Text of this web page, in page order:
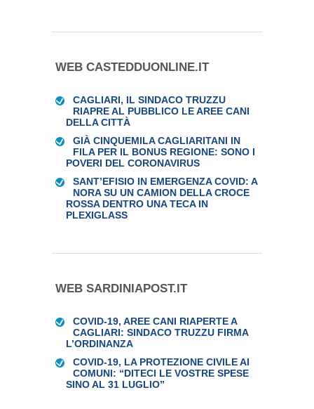
WEB CASTEDDUONLINE.IT
CAGLIARI, IL SINDACO TRUZZU
RIAPRE AL PUBBLICO LE AREE CANI
DELLA CITTÀ
GIÀ CINQUEMILA CAGLIARITANI IN
FILA PER IL BONUS REGIONE: SONO I
POVERI DEL CORONAVIRUS
SANT’EFISIO IN EMERGENZA COVID: A
NORA SU UN CAMION DELLA CROCE
ROSSA DENTRO UNA TECA IN
PLEXIGLASS
WEB SARDINIAPOST.IT
COVID-19, AREE CANI RIAPERTE A
CAGLIARI: SINDACO TRUZZU FIRMA
L’ORDINANZA
COVID-19, LA PROTEZIONE CIVILE AI
COMUNI: “DITECI LE VOSTRE SPESE
SINO AL 31 LUGLIO”